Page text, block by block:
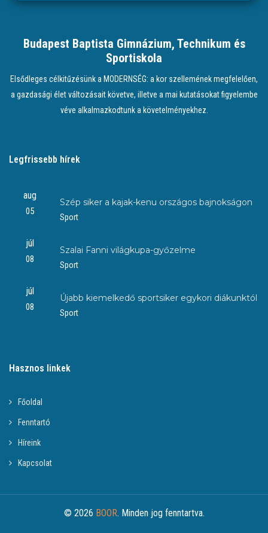
Budapest Baptista Gimnázium, Technikum és
Sportiskola
Elsődleges célkitűzésünk a MODERNSÉG: a kor szellemének megfelelően,
a gazdasági élet változásait követve, illetve a mai kutatásokat figyelembe
véve alkalmazkodtunk a követelményekhez.
Legfrissebb hírek
aug
05
Szép siker a kajak-kenu országos bajnokságon
Sport
júl
08
Szalai Fanni világkupa-győzelme
Sport
júl
08
Újabb kiemelkedő sportsiker egykori diákunktól
Sport
Hasznos linkek
Főoldal
Fenntartó
Híreink
Kapcsolat
© 2026 BOOR. Minden jog fenntartva.